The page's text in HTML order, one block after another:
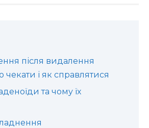
після видалення
чекати і як справлятися
та чому їх